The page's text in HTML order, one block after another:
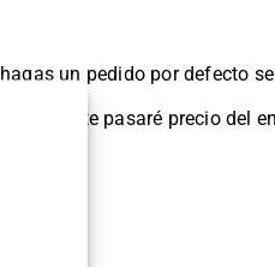
un pedido por defecto
y te pasaré precio del